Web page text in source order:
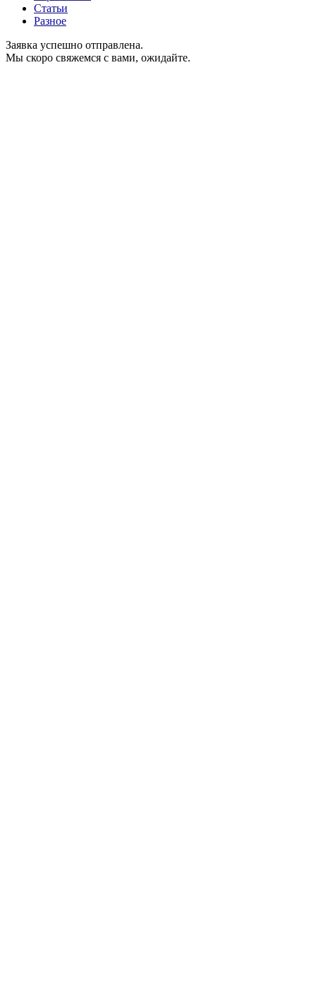
Статьи
Разное
Заявка успешно отправлена.
Мы скоро свяжемся с вами, ожидайте.